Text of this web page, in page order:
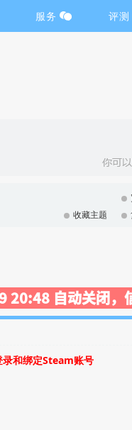
服务 评测
收藏主题
自动关闭，
和绑定Steam账号